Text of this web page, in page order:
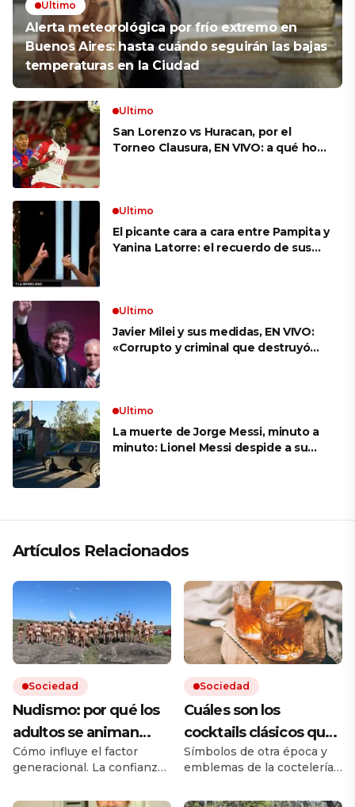
Ultimo
Alerta meteorológica por frío extremo en
Buenos Aires: hasta cuándo seguirán las bajas
temperaturas en la Ciudad
Ultimo
San Lorenzo vs Huracan, por el
Torneo Clausura, EN VIVO: a qué hora
Ultimo
El picante cara a cara entre Pampita y
Yanina Latorre: el recuerdo de sus
Ultimo
Javier Milei y sus medidas, EN VIVO:
«Corrupto y criminal que destruyó
Ultimo
La muerte de Jorge Messi, minuto a
minuto: Lionel Messi despide a su
Artículos Relacionados
Sociedad
Nudismo: por qué los
adultos se animan
más que los jóvenes
Cómo influye el factor
generacional. La confianza,
de las redes en la era de los
Sociedad
Cuáles son los
cocktails clásicos que
resisten en las barras
Símbolos de otra época y
emblemas de la coctelería,
y de identidad. Los